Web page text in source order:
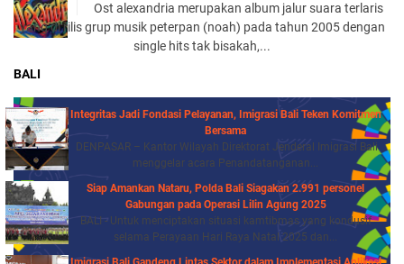
Ost alexandria merupakan album jalur suara terlaris
yang di rilis grup musik peterpan (noah) pada tahun 2005 dengan
single hits tak bisakah,...
BALI
Integritas Jadi Fondasi Pelayanan, Imigrasi Bali Teken Komitmen
Bersama
DENPASAR – Kantor Wilayah Direktorat Jenderal Imigrasi Bali
menggelar acara Penandatanganan...
Siap Amankan Nataru, Polda Bali Siagakan 2.991 personel
Gabungan pada Operasi Lilin Agung 2025
BALI - Untuk menciptakan situasi kamtibmas yang kondusif
selama Perayaan Hari Raya Natal 2025 dan...